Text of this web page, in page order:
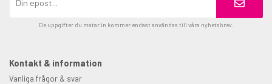
De uppgifter du matar in kommer endast användas till våra nyhetsbrev.
Kontakt & information
Vanliga frågor & svar